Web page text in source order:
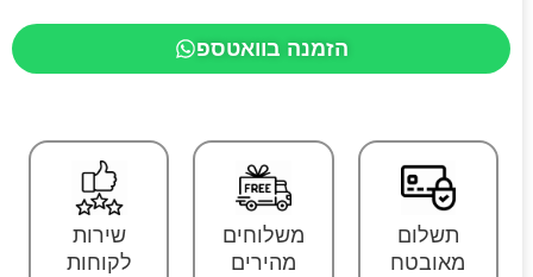
הזמנה בוואטספ
תשלום
מאובטח
משלוחים
מהירים
שירות
לקוחות